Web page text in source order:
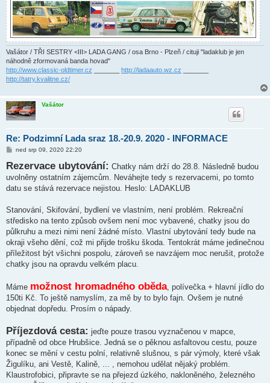
Vašátor / TŘI SESTRY <III> LADA GANG / osa Brno - Plzeň / cituji "ladaklub je jen
náhodně zformovaná banda hovad"
http://www.classic-oldtimer.cz
http://ladaauto.wz.cz
http://tatry.kvalitne.cz/
Vašátor
Re: Podzimní Lada sraz 18.-20.9. 2020 - INFORMACE
P
í
s
p
ě
v
k
ned srp 09, 2020 22:20
Rezervace ubytování: Chatky nám drží do 28.8. Následně budou
uvolněny ostatním zájemcům. Neváhejte tedy s rezervacemi, po tomto
datu se stává rezervace nejistou. Heslo: LADAKLUB
Stanování, Skifování, bydlení ve vlastním, není problém. Rekreační
středisko na tento způsob ovšem není moc vybavené, chatky jsou do
půlkruhu a mezi nimi není žádné místo. Vlastní ubytování tedy bude na
okraji všeho dění, což mi přijde trošku škoda. Tentokrát máme jedinečnou
příležitost být všichni pospolu, zároveň se navzájem moc nerušit, protože
chatky jsou na opravdu velkém placu.
Máme možnost hromadného oběda, polívečka + hlavní jídlo do
150ti Kč. To ještě namyslím, za mě by to bylo fajn. Ovšem je nutné
objednat dopředu. Prosím o nápady.
Příjezdová cesta: jeďte pouze trasou vyznačenou v mapce,
případně od obce Hrubšice. Jedná se o pěknou asfaltovou cestu, pouze
konec se mění v cestu polní, relativně slušnou, s pár výmoly, které však
Žigulíku, ani Vestě, Kalině, ... , nemohou udělat nějaký problém.
Klaustrofobici, připravte se na přejezd úzkého, nakloněného, železného